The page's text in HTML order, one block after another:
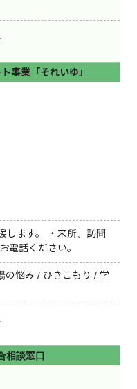
事業「それいゆ」
します。 ・来所、訪問
電話ください。
の悩み / ひきこもり / 学
相談窓口